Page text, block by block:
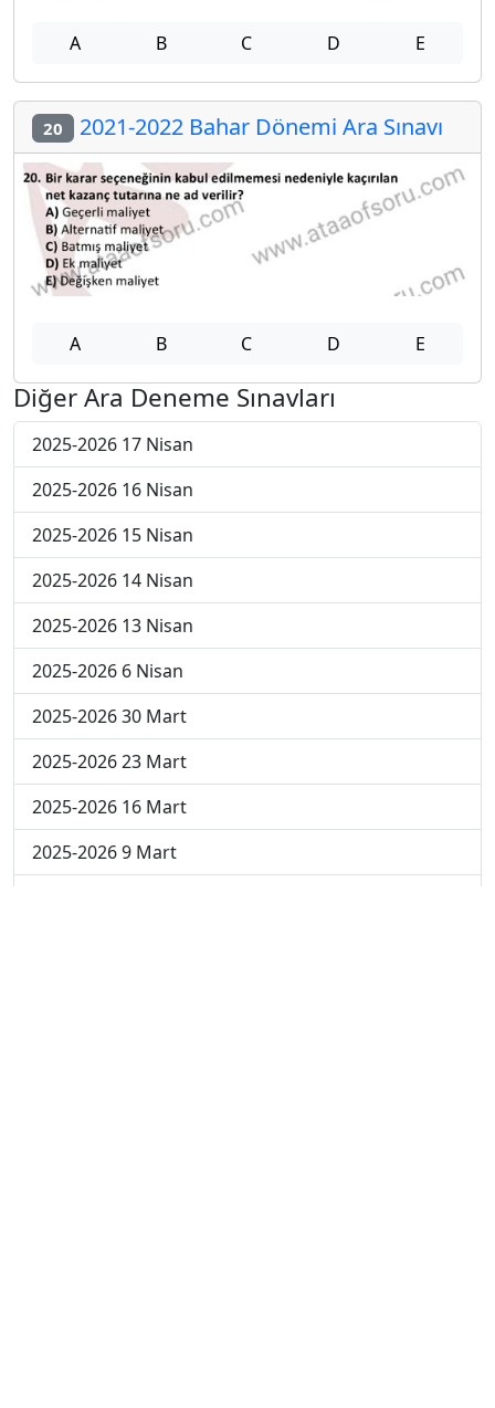
A B C D E
20 2021-2022 Bahar Dönemi Ara Sınavı
A B C D E
Diğer Ara Deneme Sınavları
2025-2026 17 Nisan
2025-2026 16 Nisan
2025-2026 15 Nisan
2025-2026 14 Nisan
2025-2026 13 Nisan
2025-2026 6 Nisan
2025-2026 30 Mart
2025-2026 23 Mart
2025-2026 16 Mart
2025-2026 9 Mart